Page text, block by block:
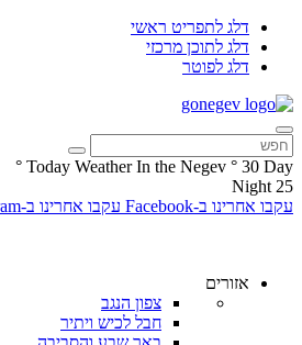
דלג לתפריט ראשי
דלג לתוכן מרכזי
דלג לפוטר
Today Weather In the Negev ° 30 Day
°
25
Night
עקבו אחרינו ב-Facebook
עקבו אחרינו ב-Instagram
אזורים
צפון הנגב
חבל לכיש ויתיר